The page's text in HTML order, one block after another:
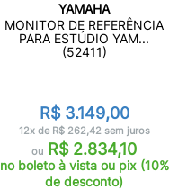
YAMAHA
MONITOR DE REFERÊNCIA
PARA ESTÚDIO YAM...
(52411)
R$ 3.149,00
12x de R$ 262,42 sem juros
ou R$ 2.834,10
no boleto à vista ou pix (10%
de desconto)